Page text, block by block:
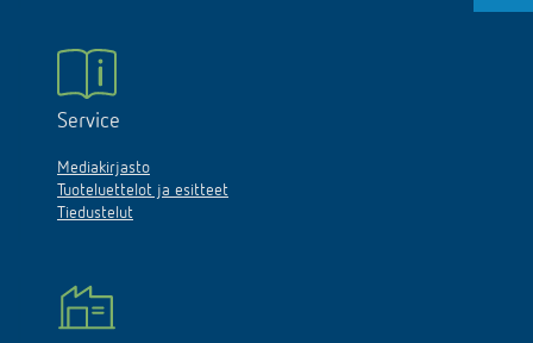
Service
Mediakirjasto
Tuoteluettelot ja esitteet
Tiedustelut